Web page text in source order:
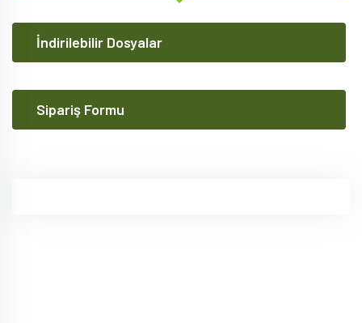
İndirilebilir Dosyalar
Sipariş Formu